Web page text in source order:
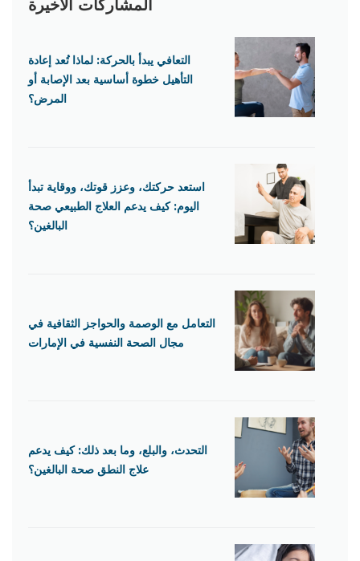
المشاركات الاخيرة
التعافي يبدأ بالحركة: لماذا تُعد إعادة
التأهيل خطوة أساسية بعد الإصابة أو
المرض؟
استعد حركتك، وعزز قوتك، ووقاية تبدأ
اليوم: كيف يدعم العلاج الطبيعي صحة
البالغين؟
التعامل مع الوصمة والحواجز الثقافية في
مجال الصحة النفسية في الإمارات
التحدث، والبلع، وما بعد ذلك: كيف يدعم
علاج النطق صحة البالغين؟